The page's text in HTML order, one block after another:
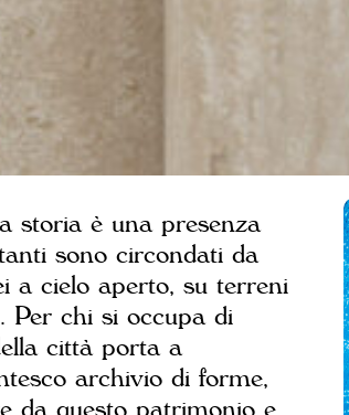
storia è una presenza
sono circondati da
a cielo aperto, su terreni
Per chi si occupa di
città porta a
archivio di forme,
da questo patrimonio e,